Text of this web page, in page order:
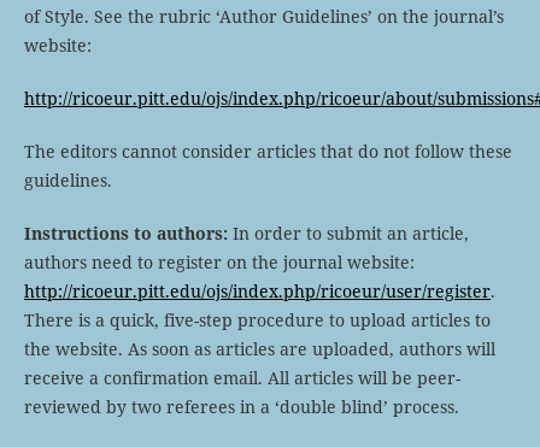
of Style. See the rubric ‘Author Guidelines’ on the journal’s
website:
http://ricoeur.pitt.edu/ojs/index.php/ricoeur/about/
The editors cannot consider articles that do not follow these
guidelines.
Instructions to authors: In order to submit an article,
authors need to register on the journal website:
http://ricoeur.pitt.edu/ojs/index.php/ricoeur/user/register.
There is a quick, five-step procedure to upload articles to
the website. As soon as articles are uploaded, authors will
receive a confirmation email. All articles will be peer-
reviewed by two referees in a ‘double blind’ process.